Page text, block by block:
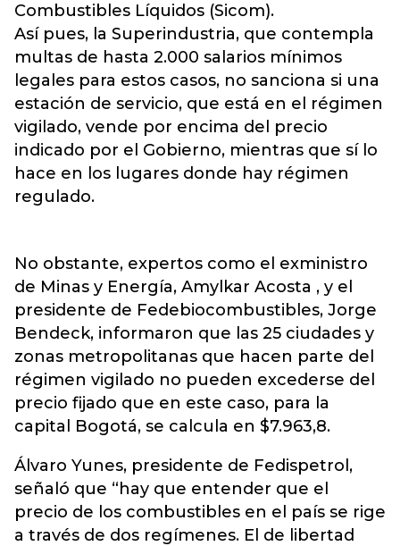
Combustibles Líquidos (Sicom).
Así pues, la Superindustria, que contempla
multas de hasta 2.000 salarios mínimos
legales para estos casos, no sanciona si una
estación de servicio, que está en el régimen
vigilado, vende por encima del precio
indicado por el Gobierno, mientras que sí lo
hace en los lugares donde hay régimen
regulado.
No obstante, expertos como el exministro
de Minas y Energía, Amylkar Acosta , y el
presidente de Fedebiocombustibles, Jorge
Bendeck, informaron que las 25 ciudades y
zonas metropolitanas que hacen parte del
régimen vigilado no pueden excederse del
precio fijado que en este caso, para la
capital Bogotá, se calcula en $7.963,8.
Álvaro Yunes, presidente de Fedispetrol,
señaló que “hay que entender que el
precio de los combustibles en el país se rige
a través de dos regímenes. El de libertad